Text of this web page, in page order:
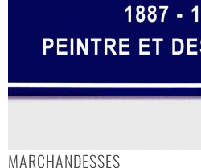
MARCHANDESSES